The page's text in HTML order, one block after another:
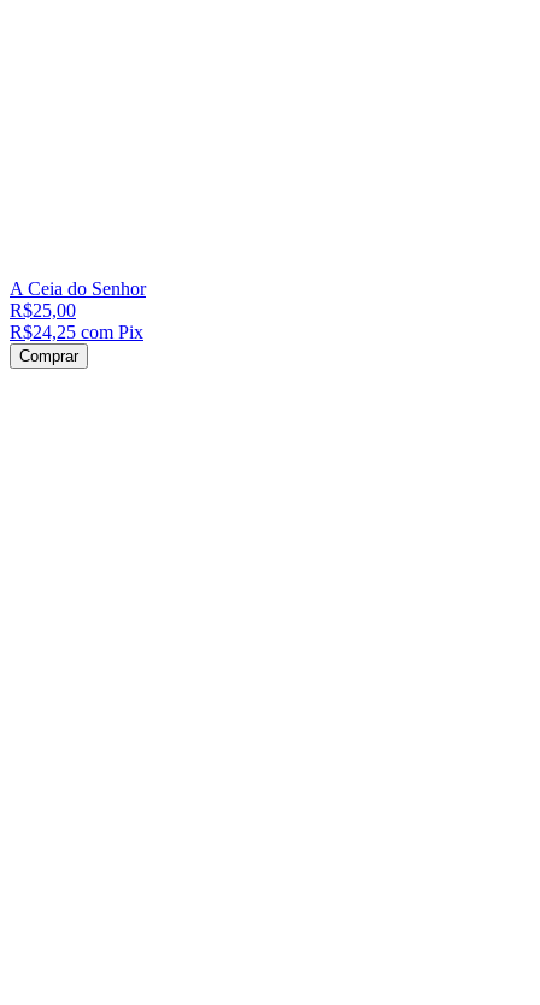
A Ceia do Senhor
R$25,00
R$24,25 com Pix